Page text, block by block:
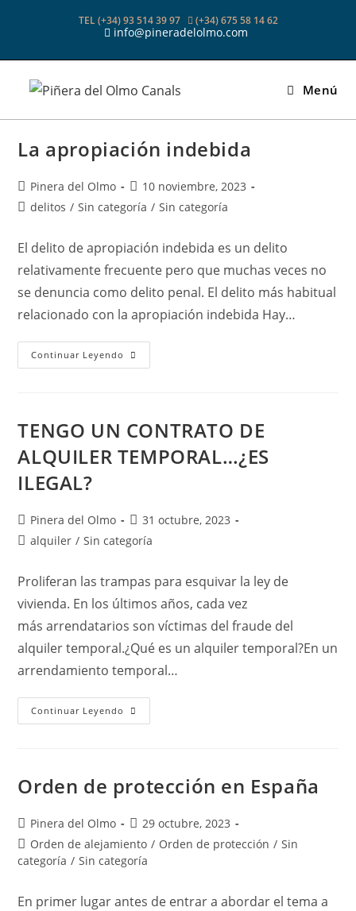
TEL (+34) 93 514 39 97 (+34) 675 58 14 62
info@pineradelolmo.com
Menú
La apropiación indebida
Autor
de
Pinera del Olmo
Publicación
de
10 noviembre, 2023
Categoría
la
entrada:
delitos / Sin categoría / Sin categoría
El delito de apropiación indebida es un delito
relativamente frecuente pero que muchas veces no
se denuncia como delito penal. El delito más habitual
relacionado con la apropiación indebida Hay…
Continuar Leyendo La
Apropiación
TENGO UN CONTRATO DE
ALQUILER TEMPORAL…¿ES
ILEGAL?
Autor
de
Pinera del Olmo
Publicación
de
la
31 octubre, 2023
Categoría
la
entrada:
alquiler / Sin categoría
Proliferan las trampas para esquivar la ley de
vivienda. En los últimos años, cada vez
más arrendatarios son víctimas del fraude del
alquiler temporal.¿Qué es un alquiler temporal?En un
arrendamiento temporal…
Continuar Leyendo TENGO
UN
ILEGAL?
Orden de protección en España
Autor
de
la
entrada:
Pinera del Olmo
Publicación
de
la
29 octubre, 2023
Categoría
de
entrada:
Orden de alejamiento / Orden de protección / Sin
categoría / Sin categoría
En primer lugar antes de entrar a abordar el tema a